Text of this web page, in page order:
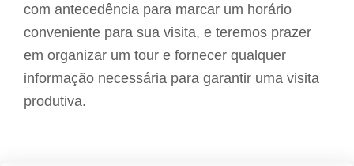
com antecedência para marcar um horário
conveniente para sua visita, e teremos prazer
em organizar um tour e fornecer qualquer
informação necessária para garantir uma visita
produtiva.